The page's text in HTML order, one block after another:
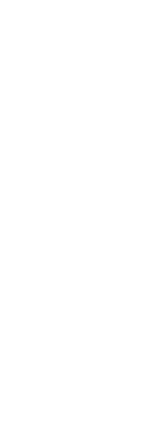
ao tribunal, cada
a diferença”
ficar sem médico de
alerta associação
do pulmão são
com enfarte